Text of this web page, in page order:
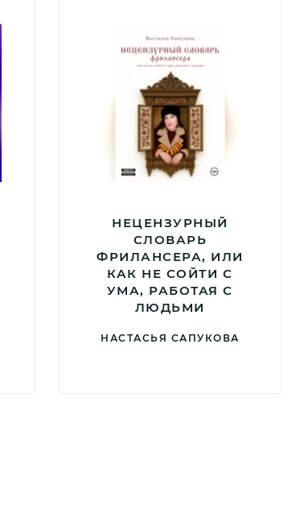
НЕЦЕНЗУРНЫЙ
СЛОВАРЬ
ФРИЛАНСЕРА, ИЛИ
КАК НЕ СОЙТИ С
УМА, РАБОТАЯ С
ЛЮДЬМИ
НАСТАСЬЯ САПУКОВА